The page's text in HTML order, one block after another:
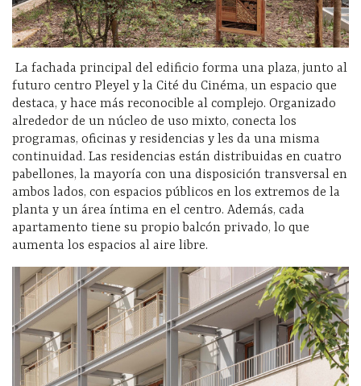
La fachada principal del edificio forma una plaza, junto al
futuro centro Pleyel y la Cité du Cinéma, un espacio que
destaca, y hace más reconocible al complejo. Organizado
alrededor de un núcleo de uso mixto, conecta los
programas, oficinas y residencias y les da una misma
continuidad. Las residencias están distribuidas en cuatro
pabellones, la mayoría con una disposición transversal en
ambos lados, con espacios públicos en los extremos de la
planta y un área íntima en el centro. Además, cada
apartamento tiene su propio balcón privado, lo que
aumenta los espacios al aire libre.